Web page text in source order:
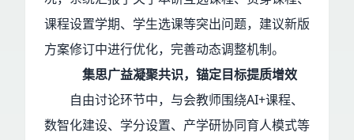
课程设置学期、学生选课等突出问题，建议新版
方案修订中进行优化，完善动态调整机制。
集思广益凝聚共识，锚定目标提质增效
自由讨论环节中，与会教师围绕AI+课程、
数智化建设、学分设置、产学研协同育人模式等